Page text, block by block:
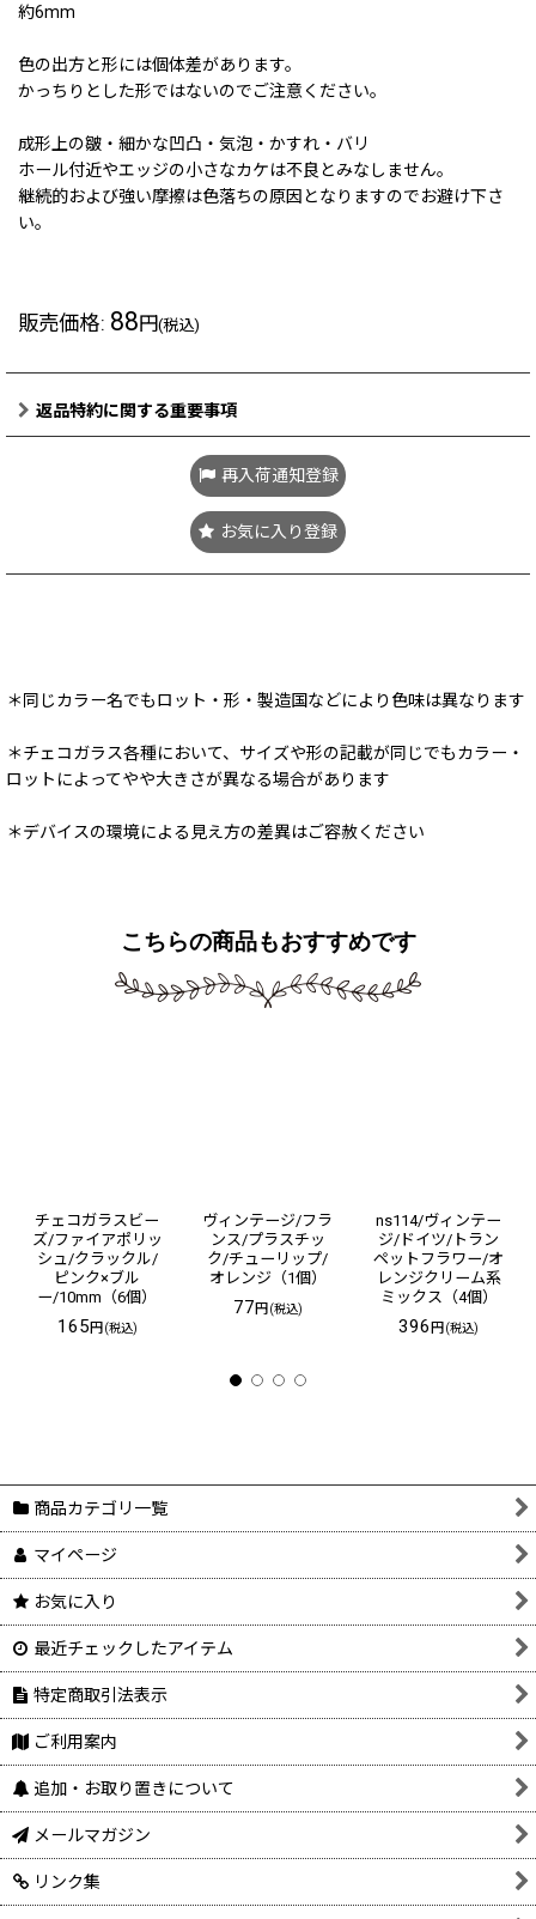
約6mm
色の出方と形には個体差があります。
かっちりとした形ではないのでご注意ください。
成形上の皺・細かな凹凸・気泡・かすれ・バリ
ホール付近やエッジの小さなカケは不良とみなしません。
継続的および強い摩擦は色落ちの原因となりますのでお避け下さ
い。
販売価格: 88円(税込)
返品特約に関する重要事項
再入荷通知登録
お気に入り登録
＊同じカラー名でもロット・形・製造国などにより色味は異なります
＊チェコガラス各種において、サイズや形の記載が同じでもカラー・
ロットによってやや大きさが異なる場合があります
＊デバイスの環境による見え方の差異はご容赦ください
こちらの商品もおすすめです
チェコガラスビー
ズ/ファイアポリッ
シュ/クラックル/
ピンク×ブル
ー/10mm（6個）
165円(税込)
ヴィンテージ/フラ
ンス/プラスチッ
ク/チューリップ/
オレンジ（1個）
77円(税込)
ns114/ヴィンテー
ジ/ドイツ/トラン
ペットフラワー/オ
レンジクリーム系
ミックス（4個）
396円(税込)
商品カテゴリ一覧
マイページ
お気に入り
最近チェックしたアイテム
特定商取引法表示
ご利用案内
追加・お取り置きについて
メールマガジン
リンク集